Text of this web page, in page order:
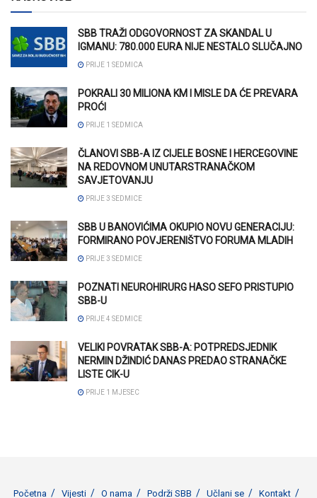
SBB TRAŽI ODGOVORNOST ZA SKANDAL U
IGMANU: 780.000 EURA NIJE NESTALO SLUČAJNO
PRIJE 1 SEDMICA
POKRALI 30 MILIONA KM I MISLE DA ĆE PREVARA
PROĆI
PRIJE 1 SEDMICA
ČLANOVI SBB-A IZ CIJELE BOSNE I HERCEGOVINE
NA REDOVNOM UNUTARSTRANAČKOM
SAVJETOVANJU
PRIJE 3 SEDMICE
SBB U BANOVIĆIMA OKUPIO NOVU GENERACIJU:
FORMIRANO POVJERENIŠTVO FORUMA MLADIH
PRIJE 3 SEDMICE
POZNATI NEUROHIRURG HASO SEFO PRISTUPIO
SBB-U
PRIJE 4 SEDMICE
VELIKI POVRATAK SBB-A: POTPREDSJEDNIK
NERMIN DŽINDIĆ DANAS PREDAO STRANAČKE
LISTE CIK-U
PRIJE 1 MJESEC
Početna Vijesti O nama Podrži SBB Učlani se Kontakt